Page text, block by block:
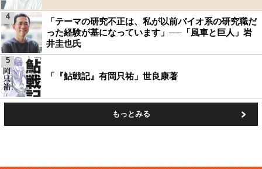
「テーマの研究不正は、私が以前バイオ系の研究職だ
った経験が基になっています」──「風車と巨人」岩
井圭也氏
4
「『鮎戦記』有岡只祐」世良康著
5
もっとみる